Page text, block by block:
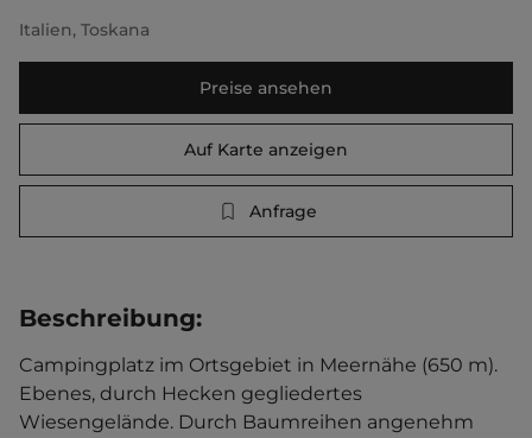
Italien, Toskana
Preise ansehen
Auf Karte anzeigen
Anfrage
Beschreibung:
Campingplatz im Ortsgebiet in Meernähe (650 m).
Ebenes, durch Hecken gegliedertes
Wiesengelände. Durch Baumreihen angenehm